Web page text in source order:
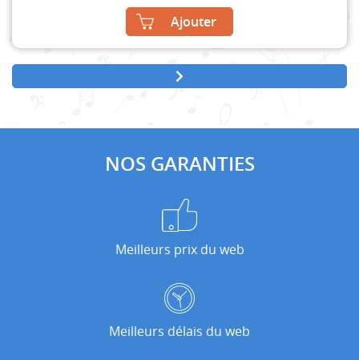
Ajouter
NOS GARANTIES
Meilleurs prix du web
Meilleurs délais du web